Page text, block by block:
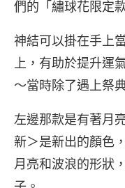
們的「繡球花限定
神結可以掛在手上
上，有助於提升運
～當時除了遇上祭
左邊那款是有著月
新＞是新出的顏色
月亮和波浪的形狀